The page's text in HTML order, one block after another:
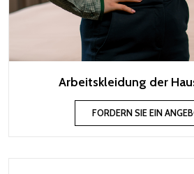
Arbeitskleidung der
FORDERN SIE EIN